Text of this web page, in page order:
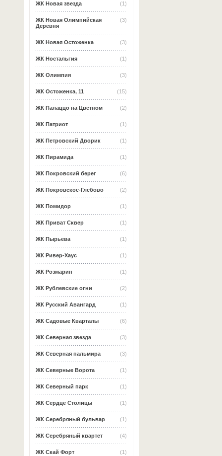
(1)
ЖК Новая звезда
(3)
ЖК Новая Олимпийская
Деревня
(3)
ЖК Новая Остоженка
(1)
ЖК Ностальгия
(3)
ЖК Олимпия
(15)
ЖК Остоженка, 11
(2)
ЖК Палаццо на Цветном
(1)
ЖК Патриот
(1)
ЖК Петровский Дворик
(1)
ЖК Пирамида
(6)
ЖК Покровский берег
(2)
ЖК Покровское-Глебово
(1)
ЖК Помидор
(1)
ЖК Приват Сквер
(1)
ЖК Пырьева
(1)
ЖК Ривер-Хаус
(1)
ЖК Розмарин
(2)
ЖК Рублевские огни
(1)
ЖК Русский Авангард
(6)
ЖК Садовые Кварталы
(3)
ЖК Северная звезда
(3)
ЖК Северная пальмира
(1)
ЖК Северные Ворота
(1)
ЖК Северный парк
(1)
ЖК Сердце Столицы
(1)
ЖК Серебряный бульвар
(4)
ЖК Серебряный квартет
(1)
ЖК Скай Форт